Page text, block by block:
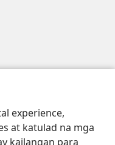
experience,
at katulad na mga
kailangan para